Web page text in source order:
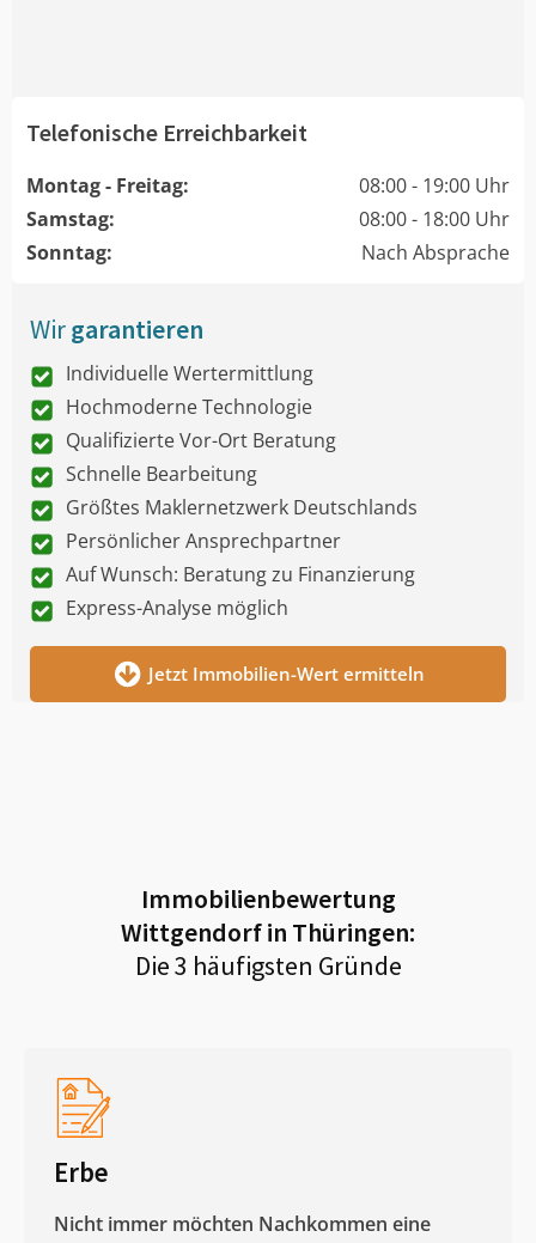
Telefonische Erreichbarkeit
Montag - Freitag:
08:00 - 19:00 Uhr
Samstag:
08:00 - 18:00 Uhr
Sonntag:
Nach Absprache
Wirgarantieren
Individuelle Wertermittlung
Hochmoderne Technologie
Qualifizierte Vor-Ort Beratung
Schnelle Bearbeitung
Größtes Maklernetzwerk Deutschlands
Persönlicher Ansprechpartner
Auf Wunsch: Beratung zu Finanzierung
Express-Analyse möglich
Jetzt Immobilien-Wert ermitteln
Immobilienbewertung
Wittgendorf in Thüringen:
Die 3 häufigsten Gründe
Erbe
Nicht immer möchten Nachkommen eine